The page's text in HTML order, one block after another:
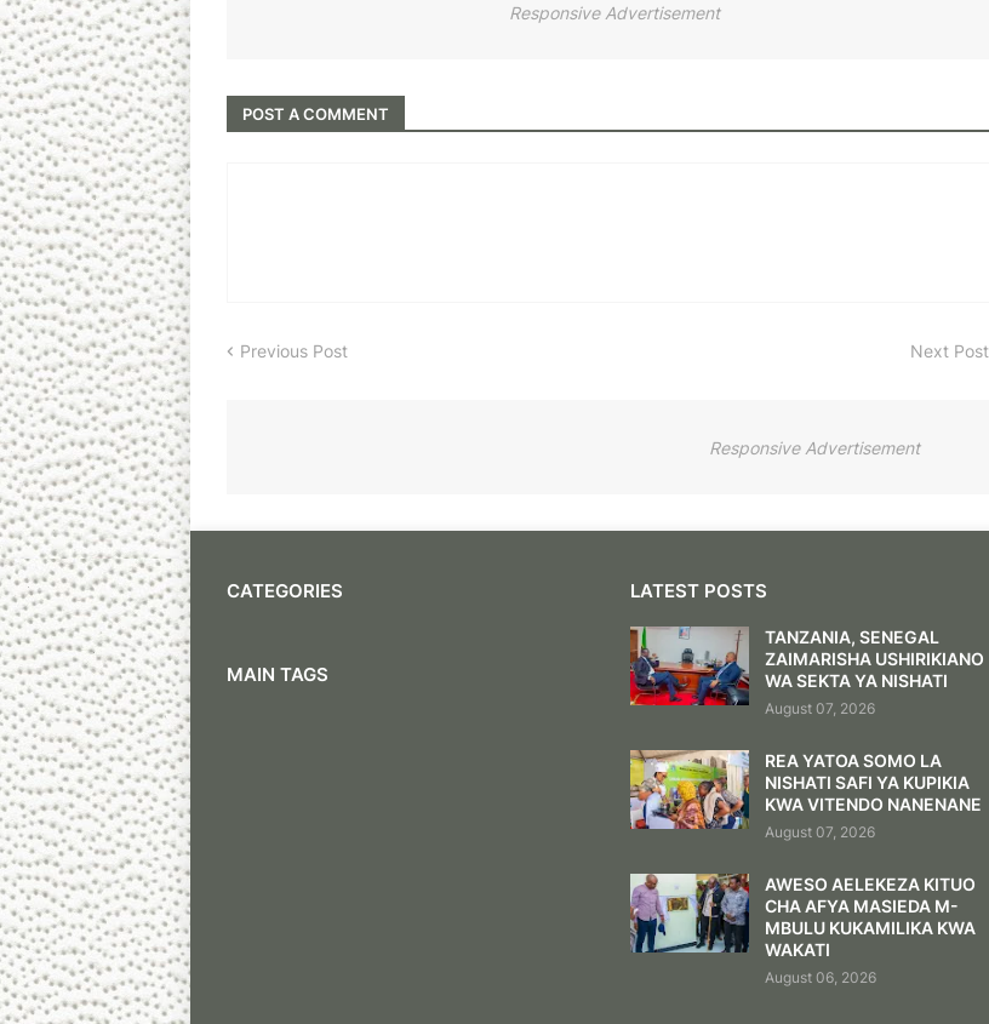
Responsive Advertisement
POST A COMMENT
Previous Post Next Post
Responsive Advertisement
CATEGORIES
MAIN TAGS
LATEST POSTS
TANZANIA, SENEGAL
ZAIMARISHA USHIRIKIANO
WA SEKTA YA NISHATI
August 07, 2026
REA YATOA SOMO LA
NISHATI SAFI YA KUPIKIA
KWA VITENDO NANENANE
August 07, 2026
AWESO AELEKEZA KITUO
CHA AFYA MASIEDA M-
MBULU KUKAMILIKA KWA
WAKATI
August 06, 2026